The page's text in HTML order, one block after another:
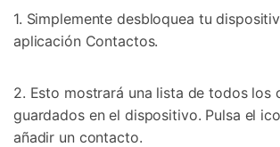
1. Simplemente desbloquea tu
aplicación Contactos.
2. Esto mostrará una lista de todos los
guardados en el dispositivo. Pulsa el
añadir un contacto.